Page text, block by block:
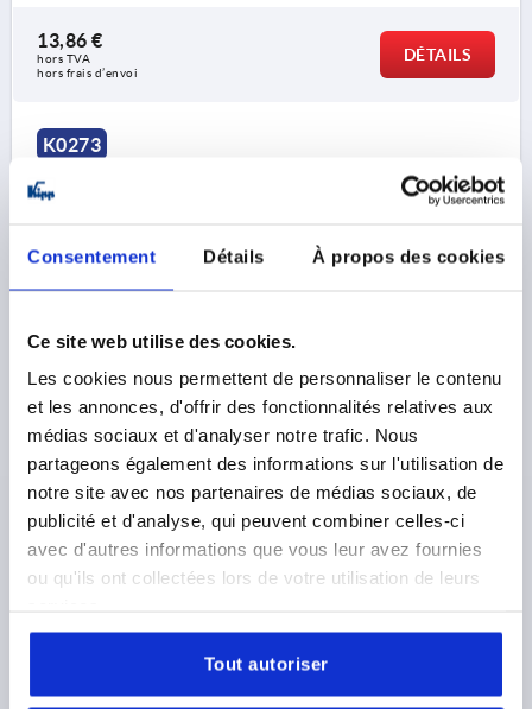
Consentement Détails À propos des cookies
Ce site web utilise des cookies.
Les cookies nous permettent de personnaliser le contenu
et les annonces, d'offrir des fonctionnalités relatives aux
médias sociaux et d'analyser notre trafic. Nous
partageons également des informations sur l'utilisation de
notre site avec nos partenaires de médias sociaux, de
publicité et d'analyse, qui peuvent combiner celles-ci
avec d'autres informations que vous leur avez fournies
ou qu'ils ont collectées lors de votre utilisation de leurs
Tout autoriser
13,86 €
hors TVA
hors frais d’envoi
DÉTAILS
K0273
POIGNÉE PAPILLON D=M08 A=75 H=35 ACIER INOX.
FILETAGE=M8
COLORIS DU CORPS DE BASE=POLI
PROFONDEUR DE FILETAGE=15
LONGUEUR DE POIGNÉE=75
LARGEUR=3,4
D2=21
HAUTEUR=35
H1=16,5
Référence:K0273.208
17,05 €
K0273